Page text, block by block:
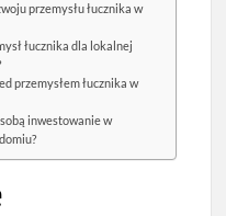
przemysłu łucznika w
łucznika dla lokalnej
przemysłem łucznika w
inwestowanie w